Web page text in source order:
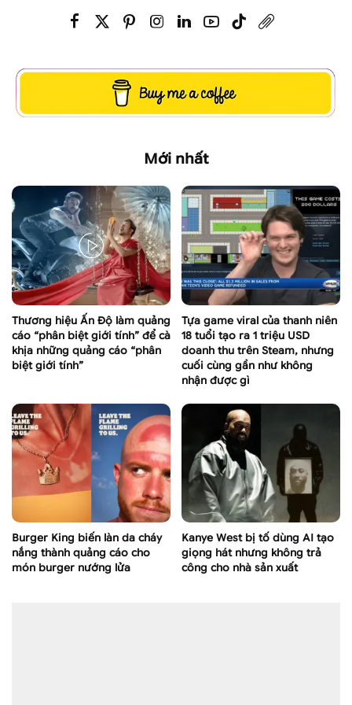
Mới nhất
Thương hiệu Ấn Độ làm quảng
cáo “phân biệt giới tính” để cà
khịa những quảng cáo “phân
biệt giới tính”
Tựa game viral của thanh niên
18 tuổi tạo ra 1 triệu USD
doanh thu trên Steam, nhưng
cuối cùng gần như không
nhận được gì
Burger King biến làn da cháy
nắng thành quảng cáo cho
món burger nướng lửa
Kanye West bị tố dùng AI tạo
giọng hát nhưng không trả
công cho nhà sản xuất